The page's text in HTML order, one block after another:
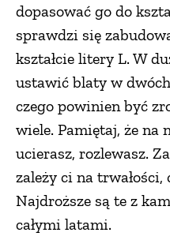
dopasować go do
sprawdzi się
kształcie litery L. W
ustawić blaty w
czego powinien być
wiele. Pamiętaj, że na
ucierasz, rozlewasz.
zależy ci na trwałości,
Najdroższe są te z
całymi latami.